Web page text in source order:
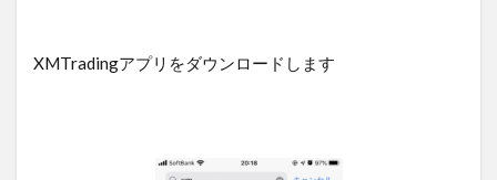
XMTradingアプリをダウンロードします